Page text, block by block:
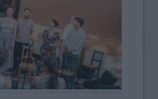
Ehhez nyújt
éves Hagyományok Háza
és
kínál elmélyült
tanulásáról és